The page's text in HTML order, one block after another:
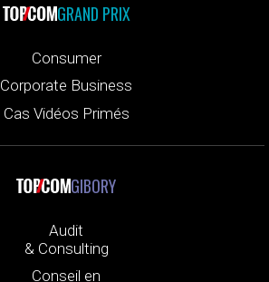
GRAND PRIX
Consumer
Corporate Business
Cas Vidéos Primés
GIBORY
Audit
& Consulting
Conseil en